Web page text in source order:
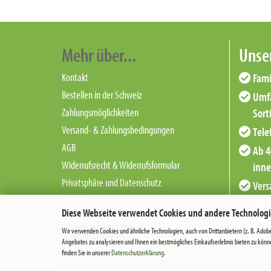
Diese Webseite verwendet Cookies und andere
Wir verwenden Cookies und ähnliche Technologien, auch von Drittanbietern (z. B.
Angebotes zu analysieren und Ihnen ein bestmögliches Einkaufserlebnis bieten zu
finden Sie in unsererDatenschutzerklärung.
Mehr über...
Kontakt
Bestellen in der Schweiz
Zahlungsmöglichkeiten
Versand- & Zahlungsbedingungen
AGB
Widerrufsrecht & Widerrufsformular
Privatsphäre und Datenschutz
Cookie Einstellungen
Vertrag widerrufen
Ab